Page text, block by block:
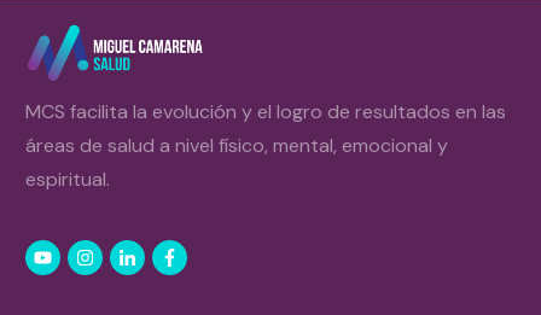
MCS facilita la evolución y el logro de resultados en las
áreas de salud a nivel físico, mental, emocional y
espiritual.